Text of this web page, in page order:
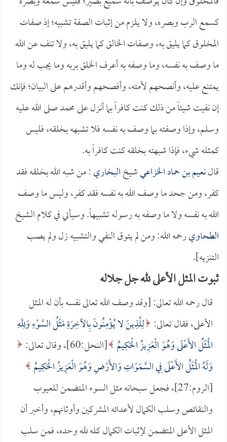
كسمع الرب وبصره، ولا يلزم من إثبات الصفة تشبيه؛ إذ صفات
المخلوق كما يليق به، وصفات الخالق كما يليق به، ولا تنف عن الله
ما وصف به نفسه، وما وصفه به أعرف الخلق بربه وما يجب له وما
يمتنع عليه، وأنصحهم لأمته، وأفصحهم وأقدرهم على البيان؛ فإنك
إن نفيت شيئاً من ذلك كنت كافراً بما أنزل على محمد صلى الله عليه
وسلم، وإذا وصفته بما وصف به نفسه فلا تشبهه بخلقه، فليس
كمثله شيء، فإذا شبهته بخلقه كنت كافراً به.
قالنعيم بن حماد الخزاعيشيخالبخاري: من شبه الله بخلقه فقد
كفر، ومن جحد ما وصف الله به نفسه فقد كفر، وليس ما وصف
الله به نفسه ولا ما وصفه به رسوله تشبيهاً. وسيأتي في كلام الشيخ
الطحاويرحمه الله: ومن لم يتوق النفي والتشبيه زل ولم يصب
التنزيه].
ثبوت المثل الأعلى لله جل جلاله
قال رحمه الله تعالى: [وقد وصف الله تعالى نفسه بأن له المثل
الأعلى، فقال تعالى: لِلَّذِينَ لا يُؤْمِنُونَ بِالآخِرَةِ مَثَلُ السَّوْءِ وَلِلَّهِ
الْمَثَلُ الأَعْلَى وَهُوَ الْعَزِيزُ الْحَكِيمُ [النحل:60]، وقال تعالى:
وَلَهُ الْمَثَلُ الأَعْلَى فِي السَّمَوَاتِ وَالأَرْضِ وَهُوَ الْعَزِيزُ الْحَكِيمُ
[الروم:27]، فجعل سبحانه مثل السوء المتضمن للعيوب
والنقائص وسلب الكمال لأعدائه المشركين وأوثانهم، وأخبر أن
المثل الأعلى المتضمن لإثبات الكمال كله لله وحده، فمن سلب